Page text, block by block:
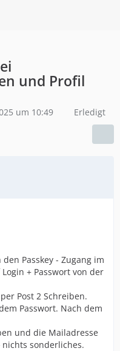
und Profil
um 10:49 Erledigt
Passkey - Zugang im
+ Passwort von der
Post 2 Schreiben.
Passwort. Nach dem
und die Mailadresse
sonderliches.